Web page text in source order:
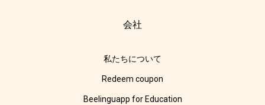
会社
私たちについて
Redeem coupon
Beelinguapp for Education